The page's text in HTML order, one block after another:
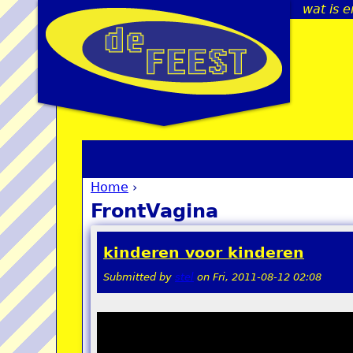
wat is
You are here
Home ›
FrontVagina
kinderen voor kinderen
Submitted by stel on Fri, 2011-08-12 02:08